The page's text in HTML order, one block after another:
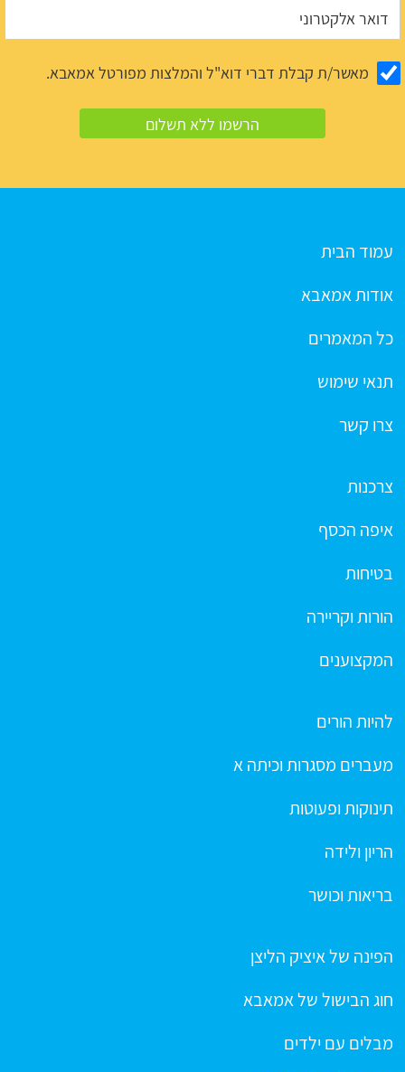
מאשר/ת קבלת דברי דוא"ל והמלצות מפורטל אמאבא.
עמוד הבית
אודות אמאבא
כל המאמרים
תנאי שימוש
צרו קשר
צרכנות
איפה הכסף
בטיחות
הורות וקריירה
המקצוענים
להיות הורים
מעברים מסגרות וכיתה א
תינוקות ופעוטות
הריון ולידה
בריאות וכושר
הפינה של איציק הליצן
חוג הבישול של אמאבא
מבלים עם ילדים